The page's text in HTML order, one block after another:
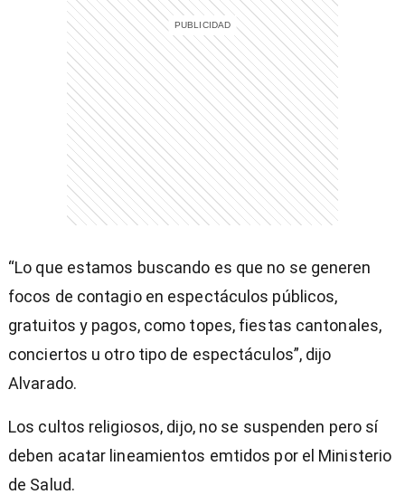
“Lo que estamos buscando es que no se generen
focos de contagio en espectáculos públicos,
gratuitos y pagos, como topes, fiestas cantonales,
conciertos u otro tipo de espectáculos”, dijo
Alvarado.
Los cultos religiosos, dijo, no se suspenden pero sí
deben acatar lineamientos emtidos por el Ministerio
de Salud.